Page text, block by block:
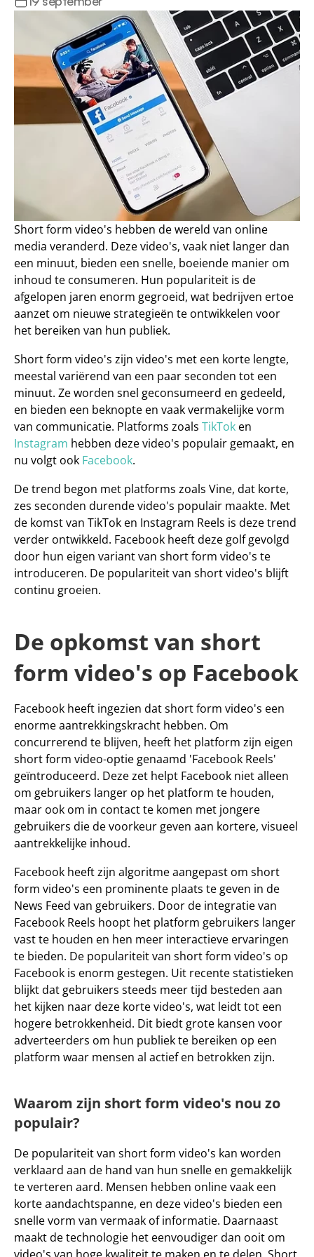
Short form video's hebben de wereld van online
media veranderd. Deze video's, vaak niet langer dan
een minuut, bieden een snelle, boeiende manier om
inhoud te consumeren. Hun populariteit is de
afgelopen jaren enorm gegroeid, wat bedrijven ertoe
aanzet om nieuwe strategieën te ontwikkelen voor
het bereiken van hun publiek.
Short form video's zijn video's met een korte lengte,
meestal variërend van een paar seconden tot een
minuut. Ze worden snel geconsumeerd en gedeeld,
en bieden een beknopte en vaak vermakelijke vorm
van communicatie. Platforms zoals TikTok en
Instagram hebben deze video's populair gemaakt, en
nu volgt ook Facebook.
De trend begon met platforms zoals Vine, dat korte,
zes seconden durende video's populair maakte. Met
de komst van TikTok en Instagram Reels is deze trend
verder ontwikkeld. Facebook heeft deze golf gevolgd
door hun eigen variant van short form video's te
introduceren. De populariteit van short video's blijft
continu groeien.
De opkomst van short
form video's op Facebook
Facebook heeft ingezien dat short form video's een
enorme aantrekkingskracht hebben. Om
concurrerend te blijven, heeft het platform zijn eigen
short form video-optie genaamd 'Facebook Reels'
geïntroduceerd. Deze zet helpt Facebook niet alleen
om gebruikers langer op het platform te houden,
maar ook om in contact te komen met jongere
gebruikers die de voorkeur geven aan kortere, visueel
aantrekkelijke inhoud.
Facebook heeft zijn algoritme aangepast om short
form video's een prominente plaats te geven in de
News Feed van gebruikers. Door de integratie van
Facebook Reels hoopt het platform gebruikers langer
vast te houden en hen meer interactieve ervaringen
te bieden. De populariteit van short form video's op
Facebook is enorm gestegen. Uit recente statistieken
blijkt dat gebruikers steeds meer tijd besteden aan
het kijken naar deze korte video's, wat leidt tot een
hogere betrokkenheid. Dit biedt grote kansen voor
adverteerders om hun publiek te bereiken op een
platform waar mensen al actief en betrokken zijn.
Waarom zijn short form video's nou zo
populair?
De populariteit van short form video's kan worden
verklaard aan de hand van hun snelle en gemakkelijk
te verteren aard. Mensen hebben online vaak een
snelle vorm van vermaak of informatie. Daarnaast
maakt de technologie het eenvoudiger dan ooit om